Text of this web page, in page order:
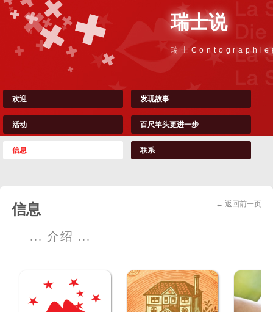
瑞士说
瑞士Contographie
欢迎 发现故事
活动 百尺竿头更进一步
信息 联系
← 返回前一页
信息
... 介绍 ...